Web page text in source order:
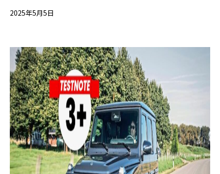
2025年5月5日